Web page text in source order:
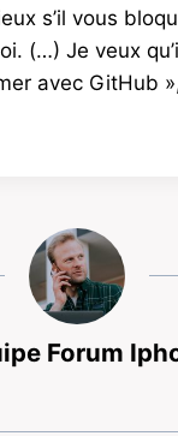
s’il vous
(…) Je veux
avec GitHub
Forum